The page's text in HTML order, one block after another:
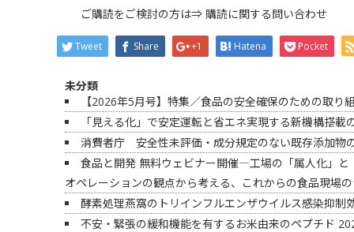
ご購読をご検討の方は⇒ 購読に関する問い合わせ
Tweet Share +1 Hatena Pocket
未分類
【2026年5月号】特集／食品の安全確保のための取り
「見える化」で安定運転と省エネ実現する新機構搭載
消費者庁 安全性未評価・成分規定のない既存添加物
食品と開発 無料ウェビナー開催―工場の「属人化
オペレーションの観点から考える、これからの食品現場
酵素処理燕窩のトリインフルエンザウイルス感染抑制
不安・緊張の緩和機能を有するお米由来のペプチド